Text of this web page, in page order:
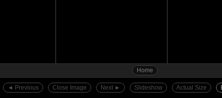
Home
◄︎ Previous Close Image Next ►︎ Slideshow Actual Size
📁︎ Αγιάσος - οι πόρτε...